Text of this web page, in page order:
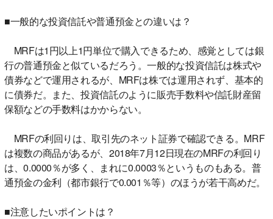
■一般的な投資信託や普通預金との違いは？
MRFは1円以上1円単位で購入できるため、感覚としては銀
行の普通預金と似ているだろう。一般的な投資信託は株式や
債券などで運用されるが、MRFは株では運用されず、基本的
に債券だ。また、投資信託のように販売手数料や信託財産留
保額などの手数料はかからない。
MRFの利回りは、取引先のネット証券で確認できる。MRF
は複数の商品があるが、2018年7月12日現在のMRFの利回り
は、0.0000％が多く、まれに0.0003％というものもある。普
通預金の金利（都市銀行で0.001％等）のほうが若干高めだ。
■注意したいポイントは？